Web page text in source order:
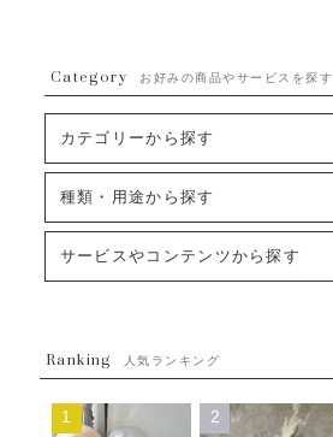
Category お好みの商品やサービスを探す
カテゴリーから探す
卓上タイプバルーン
ブーケタイプバルーン
ムーンリットバルーン
コンフェッティバルーン
種類・用途から探す
お誕生日
サービスやコンテンツから探す
発送について
Q&A
Ranking 人気ランキング
1 2